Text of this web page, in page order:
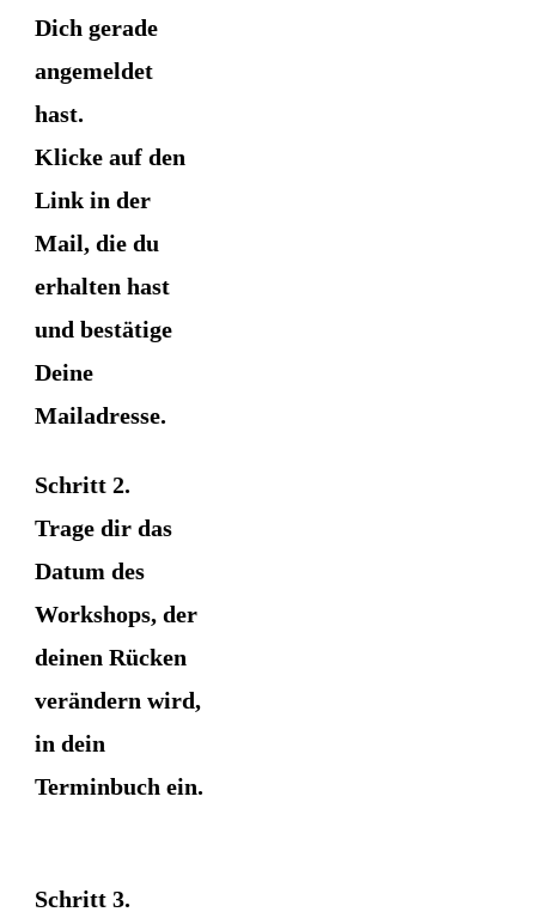
Dich gerade
angemeldet
hast.
Klicke auf den
Link in der
Mail, die du
erhalten hast
und bestätige
Deine
Mailadresse.
Schritt 2.
Trage dir das
Datum des
Workshops, der
deinen Rücken
verändern wird,
in dein
Terminbuch ein.
Schritt 3.